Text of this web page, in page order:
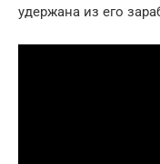
удержана из его